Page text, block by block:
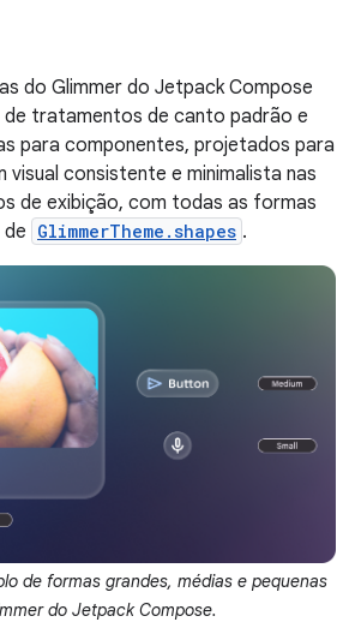
do Glimmer do Jetpack Compose
de tratamentos de canto padrão e
para componentes, projetados para
visual consistente e minimalista nas
de exibição, com todas as formas
GlimmerTheme.shapes .
de formas grandes, médias e pequenas
do Jetpack Compose.